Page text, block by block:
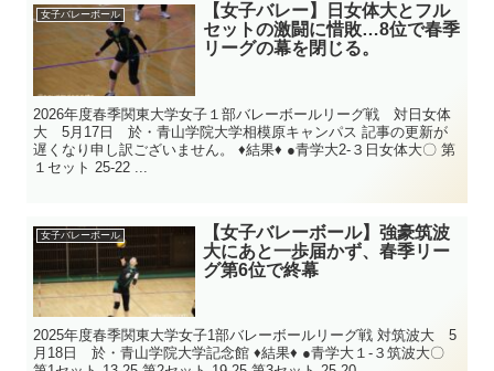
女子バレーボール
【女子バレー】日女体大とフル
セットの激闘に惜敗…8位で春季
リーグの幕を閉じる。
2026年度春季関東大学女子１部バレーボールリーグ戦 対日女体
大 5月17日 於・青山学院大学相模原キャンパス 記事の更新が
遅くなり申し訳ございません。 ♦結果♦ ●青学大2-３日女体大〇 第
１セット 25-22 ...
女子バレーボール
【女子バレーボール】強豪筑波
大にあと一歩届かず、春季リー
グ第6位で終幕
2025年度春季関東大学女子1部バレーボールリーグ戦 対筑波大 5
月18日 於・青山学院大学記念館 ♦結果♦ ●青学大１-３筑波大〇